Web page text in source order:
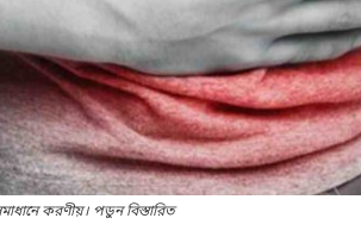
করণীয়। পড়ুন বিস্তারিত